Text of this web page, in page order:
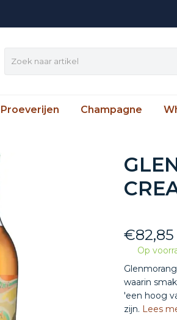
Proeverijen Champagne
€82,85
Op
waarin
'een hoog
zijn. Lees